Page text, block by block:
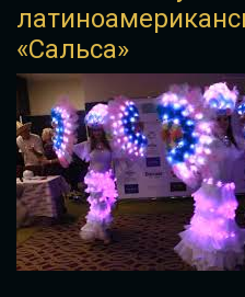
«Cальса»